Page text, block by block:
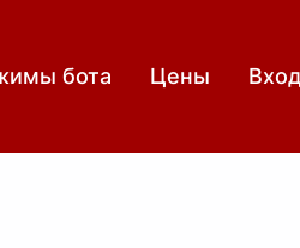
бота Цены Вход
Вход с